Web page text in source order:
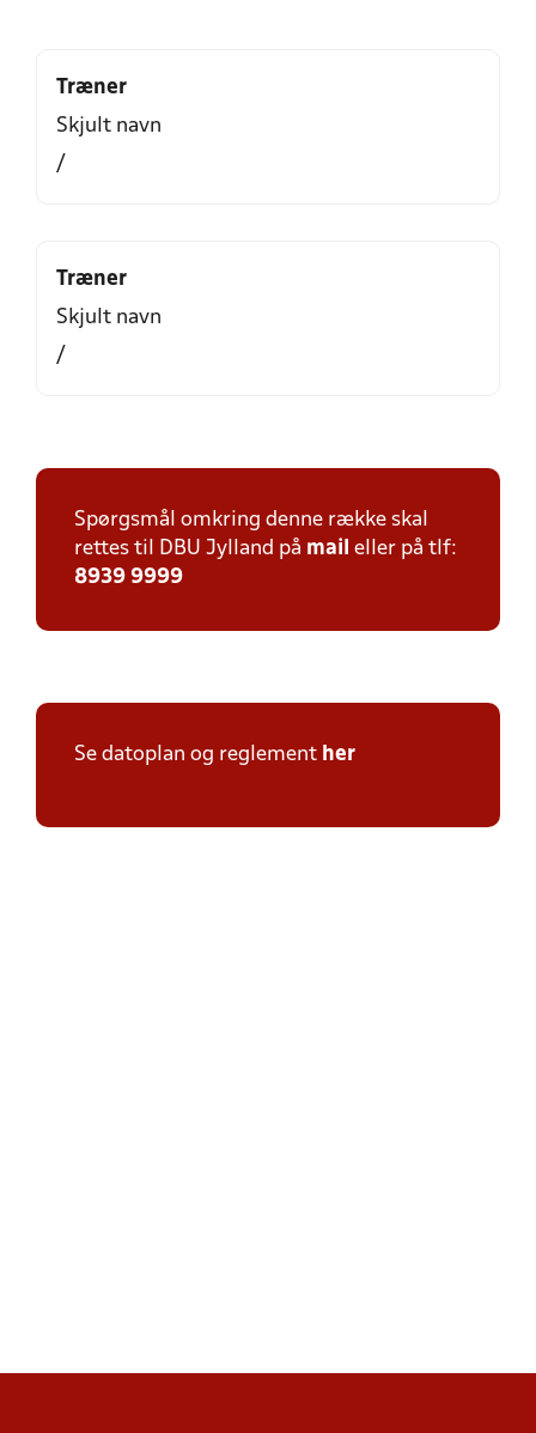
Træner
Skjult navn
/
Træner
Skjult navn
/
Spørgsmål omkring denne række skal
rettes til DBU Jylland på mail eller på tlf:
8939 9999
Se datoplan og reglement her